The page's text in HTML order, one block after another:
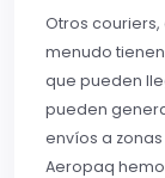
Otros
menudo
que pueden
pueden
envíos a
Aeropaq